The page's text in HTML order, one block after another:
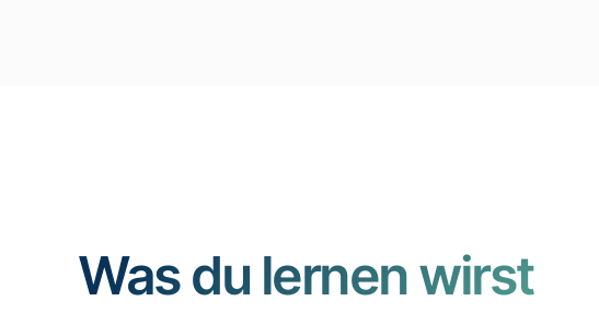
Was du lernen wirst